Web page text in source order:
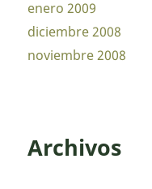
enero 2009
diciembre 2008
noviembre 2008
Archivos